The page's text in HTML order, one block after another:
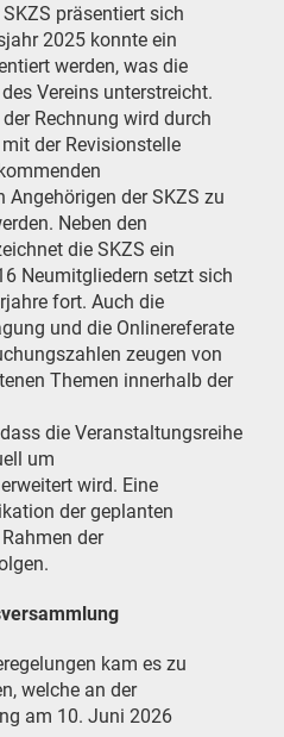
präsentiert sich
2025 konnte ein
werden, was die
Vereins unterstreicht.
Rechnung wird durch
der Revisionstelle
der SKZS zu
Neben den
die SKZS ein
Neumitgliedern setzt sich
fort. Auch die
und die Onlinereferate
zeugen von
Themen innerhalb der
die Veranstaltungsreihe
um
wird. Eine
der geplanten
der
kam es zu
welche an der
am 10. Juni 2026